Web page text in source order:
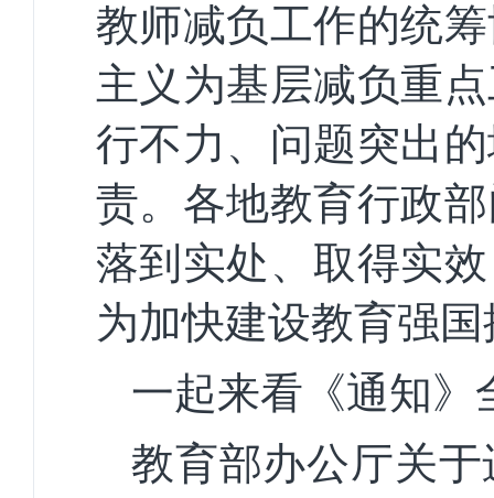
教师减负工作的统
主义为基层减负重
行不力、问题突出
责。各地教育行政
落到实处、取得实
为加快建设教育强
一起来看《通知
教育部办公厅关